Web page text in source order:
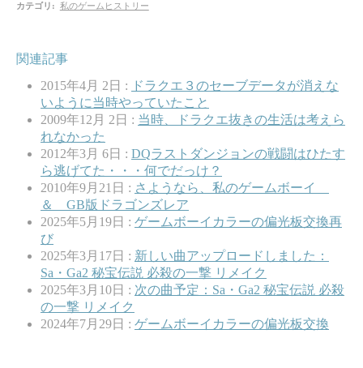
カテゴリ : 私のゲームヒストリー
関連記事
2015年4月 2日 :
ドラクエ３のセーブデータが消えな
いように当時やっていたこと
2009年12月 2日 : 当時、ドラクエ抜きの生活は考えら
れなかった
2012年3月 6日 : DQラストダンジョンの戦闘はひたす
ら逃げてた・・・何でだっけ？
2010年9月21日 : さようなら、私のゲームボーイ
＆ GB版ドラゴンズレア
2025年5月19日 : ゲームボーイカラーの偏光板交換再
び
2025年3月17日 : 新しい曲アップロードしました：
Sa・Ga2 秘宝伝説 必殺の一撃 リメイク
2025年3月10日 : 次の曲予定：Sa・Ga2 秘宝伝説 必殺
の一撃 リメイク
2024年7月29日 : ゲームボーイカラーの偏光板交換